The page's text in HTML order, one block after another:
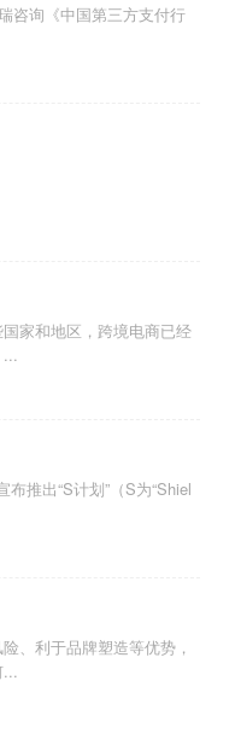
咨询《中国第三方支付行
家和地区，跨境电商已经
...
推出“S计划”（S为“Shiel
、利于品牌塑造等优势，
...